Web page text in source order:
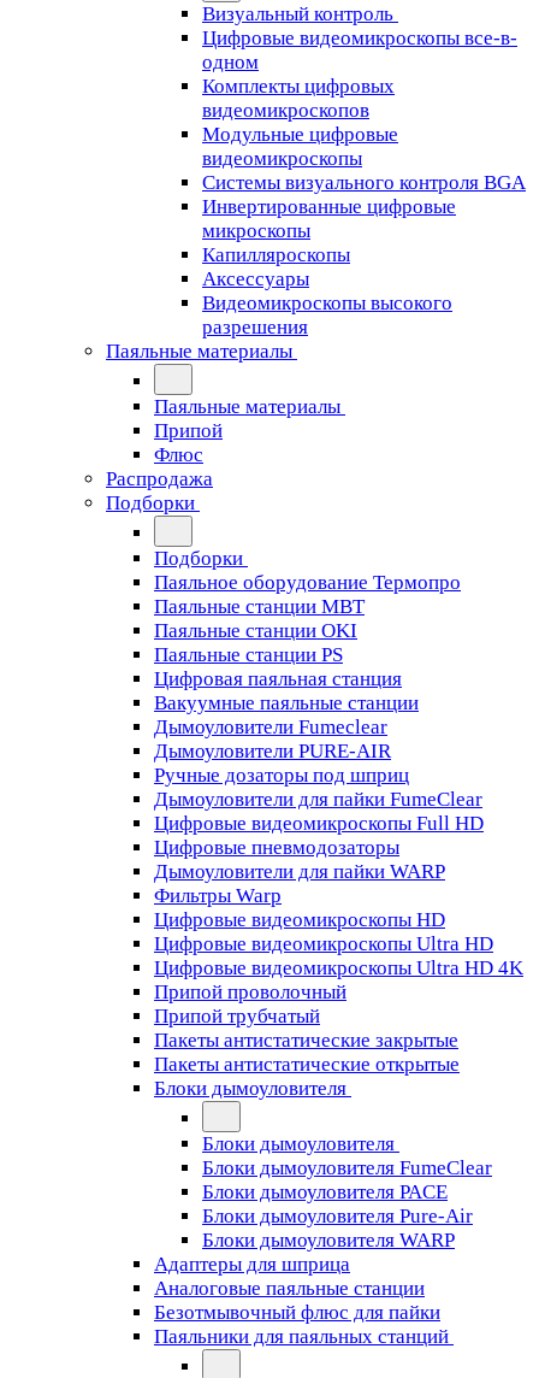
Визуальный контроль
Цифровые видеомикроскопы все-в-
одном
Комплекты цифровых
видеомикроскопов
Модульные цифровые
видеомикроскопы
Cистемы визуального контроля BGA
Инвертированные цифровые
микроскопы
Капилляроскопы
Аксессуары
Видеомикроскопы высокого
разрешения
Паяльные материалы
Паяльные материалы
Припой
Флюс
Распродажа
Подборки
Подборки
Паяльное оборудование Термопро
Паяльные станции MBT
Паяльные станции OKI
Паяльные станции PS
Цифровая паяльная станция
Вакуумные паяльные станции
Дымоуловители Fumeclear
Дымоуловители PURE-AIR
Ручные дозаторы под шприц
Дымоуловители для пайки FumeClear
Цифровые видеомикроскопы Full HD
Цифровые пневмодозаторы
Дымоуловители для пайки WARP
Фильтры Warp
Цифровые видеомикроскопы HD
Цифровые видеомикроскопы Ultra HD
Цифровые видеомикроскопы Ultra HD 4K
Припой проволочный
Припой трубчатый
Пакеты антистатические закрытые
Пакеты антистатические открытые
Блоки дымоуловителя
Блоки дымоуловителя
Блоки дымоуловителя FumeClear
Блоки дымоуловителя PACE
Блоки дымоуловителя Pure-Air
Блоки дымоуловителя WARP
Адаптеры для шприца
Аналоговые паяльные станции
Безотмывочный флюс для пайки
Паяльники для паяльных станций